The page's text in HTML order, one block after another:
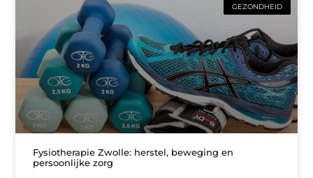
GEZONDHEID
Fysiotherapie Zwolle: herstel, beweging en
persoonlijke zorg